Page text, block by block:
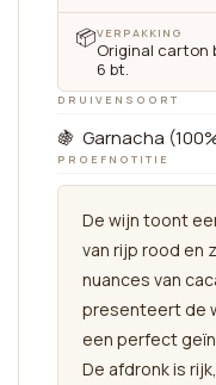
📦VERPAKKING
Original carton
6 bt.
DRUIVENSOORT
🍇 Garnacha
PROEFNOTITIE
De wijn toont
van rijp rood en
nuances van
presenteert de
een perfect
De afdronk is